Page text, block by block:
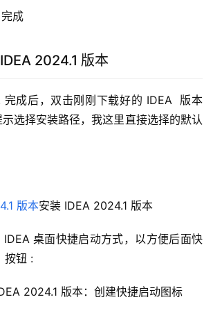
成
2024.1 版本
成后，双击刚刚下载好的 IDEA  版本
选择安装路径，我这里直接选择的默认
安装 IDEA 2024.1 版本
IDEA 桌面快捷启动方式，以方便后面快
按钮 :
2024.1 版本：创建快捷启动图标